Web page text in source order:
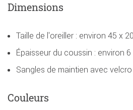
Dimensions
Taille de l'oreiller : environ 45 x
Épaisseur du coussin : environ 6
Sangles de maintien avec
Couleurs